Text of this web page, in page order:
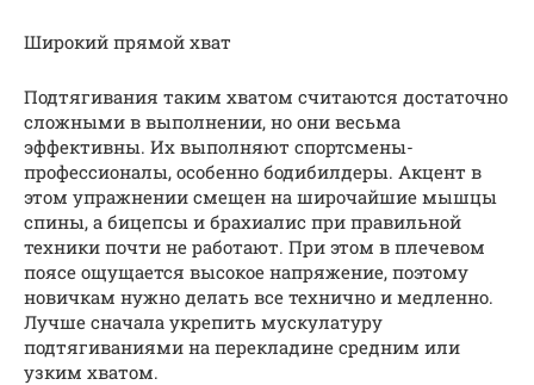
Широкий прямой хват
Подтягивания таким хватом считаются достаточно
сложными в выполнении, но они весьма
эффективны. Их выполняют спортсмены-
профессионалы, особенно бодибилдеры. Акцент в
этом упражнении смещен на широчайшие мышцы
спины, а бицепсы и брахиалис при правильной
техники почти не работают. При этом в плечевом
поясе ощущается высокое напряжение, поэтому
новичкам нужно делать все технично и медленно.
Лучше сначала укрепить мускулатуру
подтягиваниями на перекладине средним или
узким хватом.